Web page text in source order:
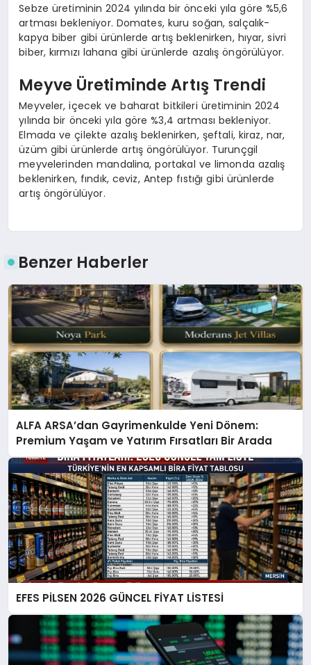
Sebze üretiminin 2024 yılında bir önceki yıla göre %5,6
artması bekleniyor. Domates, kuru soğan, salçalık-
kapya biber gibi ürünlerde artış beklenirken, hıyar, sivri
biber, kırmızı lahana gibi ürünlerde azalış öngörülüyor.
Meyve Üretiminde Artış Trendi
Meyveler, içecek ve baharat bitkileri üretiminin 2024
yılında bir önceki yıla göre %3,4 artması bekleniyor.
Elmada ve çilekte azalış beklenirken, şeftali, kiraz, nar,
üzüm gibi ürünlerde artış öngörülüyor. Turunçgil
meyvelerinden mandalina, portakal ve limonda azalış
beklenirken, fındık, ceviz, Antep fıstığı gibi ürünlerde
artış öngörülüyor.
Benzer Haberler
ALFA ARSA’dan Gayrimenkulde Yeni Dönem:
Premium Yaşam ve Yatırım Fırsatları Bir Arada
EFES PİLSEN 2026 GÜNCEL FİYAT LİSTESİ